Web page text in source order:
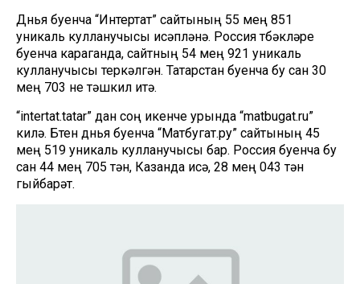
Дөнья буенча “Интертат” сайтының 55 мең 851
уникаль кулланучысы исәпләнә. Россия төбәкләре
буенча караганда, сайтның 54 мең 921 уникаль
кулланучысы теркәлгән. Татарстан буенча бу сан 30
мең 703 не тәшкил итә.
“intertat.tatar” дан соң икенче урында “matbugat.ru”
килә. Бөтен дөнья буенча “Матбугат.ру” сайтының 45
мең 519 уникаль кулланучысы бар. Россия буенча бу
сан 44 мең 705 тән, Казанда исә, 28 мең 043 тән
гыйбарәт.